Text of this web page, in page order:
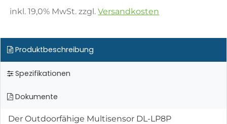
inkl.19,0% MwSt. zzgl.Versandkosten
Produktbeschreibung
Spezifikationen
Dokumente
Der Outdoorfähige Multisensor DL-LP8P